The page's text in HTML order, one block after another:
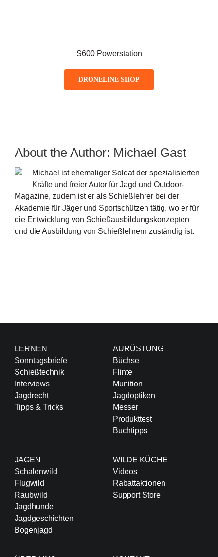
S600 Powerstation
DRONELINE SHOP
About the Author: Michael Gast
Michael ist ehemaliger Soldat der spezialisierten
Kräfte und freier Autor für Jagd und Outdoor-
Magazine, zudem ist er als Schießlehrer bei der
Akademie für Jäger und Sportschützen tätig, wo er für
die Entwicklung von Schießausbildungskonzepten
und die Ausbildung von Schießlehrern zuständig ist.
LERNEN
Sonntagsbriefe
Schießtechnik
Interviews
Jagdrecht
Tipps & Tricks
AURÜSTUNG
Büchse
Flinte
Munition
Jagdoptiken
Messer
Produkttest
Buchtipps
JAGEN
Schalenwild
Flugwild
Raubwild
Jagdhunde
Jagdgeschichten
Bogenjagd
WILDE KÜCHE
Videos
Rabattaktionen
Support Store